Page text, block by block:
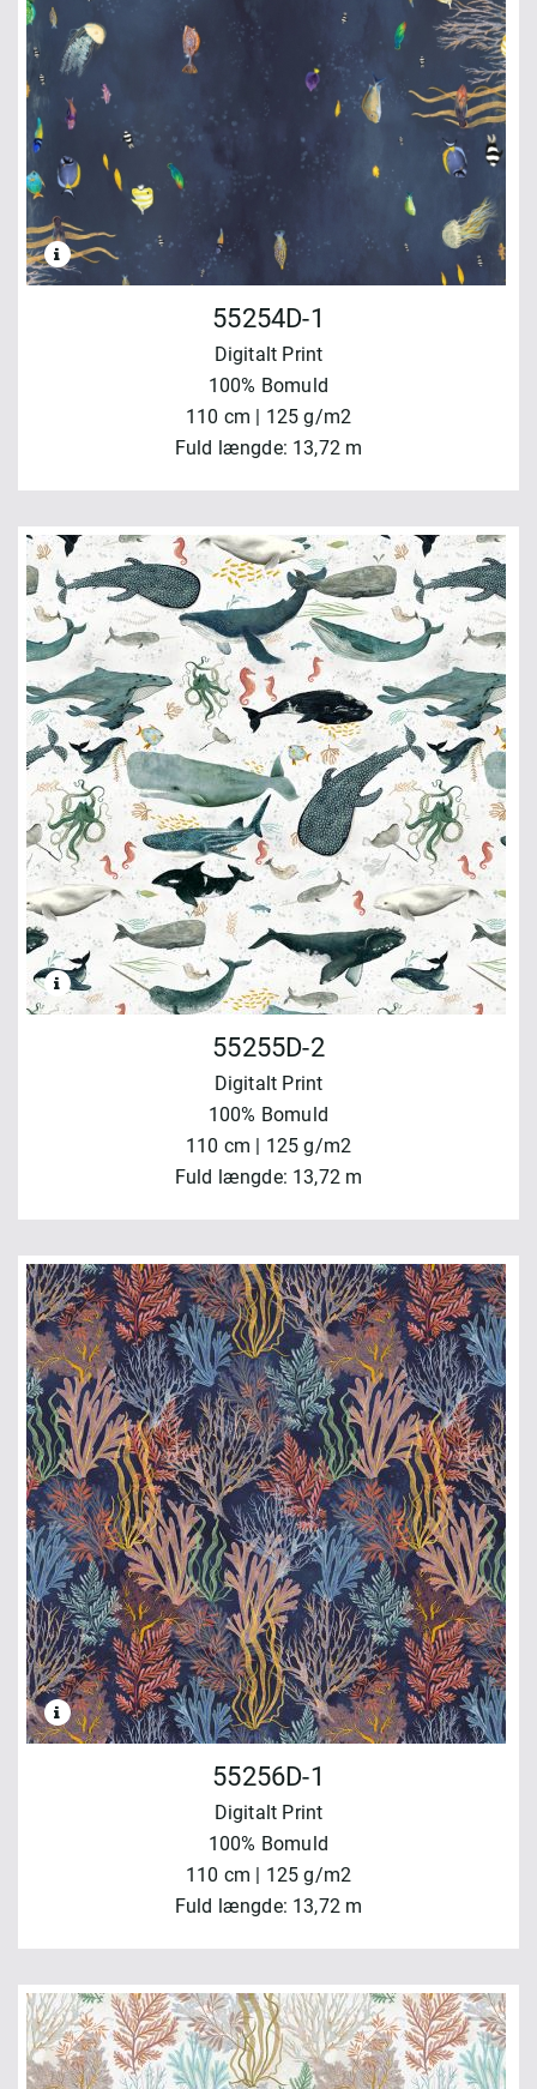
55254D-1
Digitalt Print
100% Bomuld
110 cm | 125 g/m2
Fuld længde: 13,72 m
55255D-2
Digitalt Print
100% Bomuld
110 cm | 125 g/m2
Fuld længde: 13,72 m
55256D-1
Digitalt Print
100% Bomuld
110 cm | 125 g/m2
Fuld længde: 13,72 m